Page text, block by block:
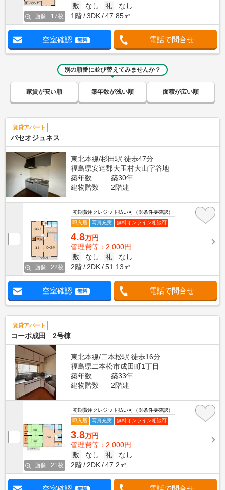
画像 : 17枚
敷
なし 礼
なし
1階
3DK 47.85㎡
空室確認 無料 電話で問合せ
別の順番に並び替えてみませんか？
家賃が安い順 築年数が浅い順 面積が広い順
賃貸アパート
パセオジュネス
東北本線/杉田駅 徒歩47分
福島県安達郡大玉村大山字谷地
築年数
築30年
建物階数
2階建
画像 : 22枚
初期費用クレジット払い可（※条件要確認）
即入居
写真充実 無料オンライン相談可
4.8万円
管理費等：2,000円
敷
なし 礼
なし
2階
2DK 51.13㎡
空室確認 無料 電話で問合せ
賃貸アパート
コーポ成田 2号棟
東北本線/二本松駅 徒歩16分
福島県二本松市成田町1丁目
築年数
築33年
建物階数
2階建
画像 : 21枚
初期費用クレジット払い可（※条件要確認）
即入居
写真充実 無料オンライン相談可
3.8万円
管理費等：2,000円
敷
なし 礼
なし
2階
2DK 47.2㎡